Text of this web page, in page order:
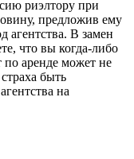
риэлтору при
предложив ему
агентства. В замен
что вы когда-либо
аренде может не
быть
на